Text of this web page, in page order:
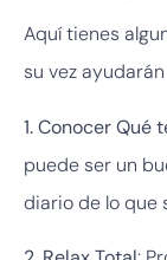
Aquí tienes
su vez
1. Conocer Qué
puede ser un
diario de lo que